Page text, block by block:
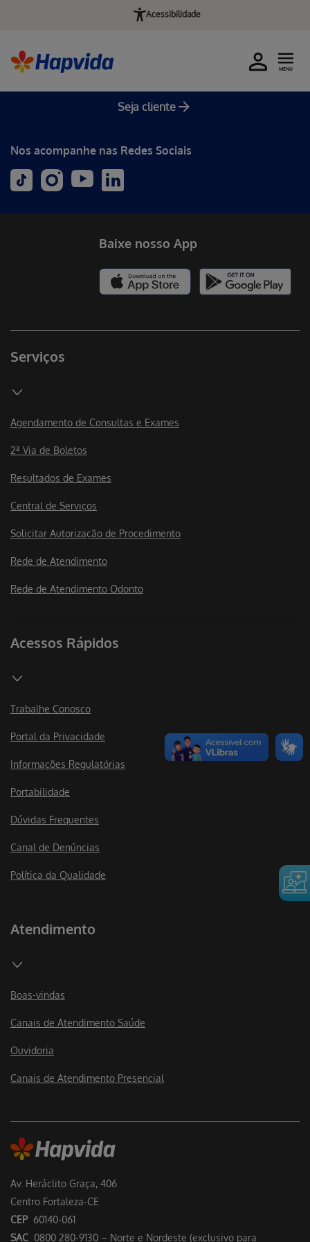
Acessibilidade
Seja cliente
MENU
Nos acompanhe nas Redes Sociais
Av. Heráclito Graça, 406
Centro Fortaleza-CE
CEP 60140-061
SAC 0800 280-9130 – Norte e Nordeste (exclusivo para
Serviços
Agendamento de Consultas e Exames
2ª Via de Boletos
Resultados de Exames
Central de Serviços
Solicitar Autorização de Procedimento
Rede de Atendimento
Rede de Atendimento Odonto
Acessos Rápidos
Trabalhe Conosco
Portal da Privacidade
Informações Regulatórias
Portabilidade
Dúvidas Frequentes
Canal de Denúncias
Política da Qualidade
Atendimento
Boas-vindas
Canais de Atendimento Saúde
Ouvidoria
Canais de Atendimento Presencial
Baixe nosso App